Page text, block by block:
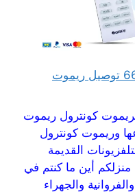
توصيل ريموت للمنزل 66041166 توصيل ريموت
كونترول ريموت
وريموت كونترول
القديمة
منزلكم أين ما كنتم في
والجهراء